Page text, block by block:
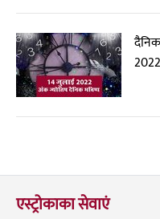
एस्ट्रोकाका सेवाएं